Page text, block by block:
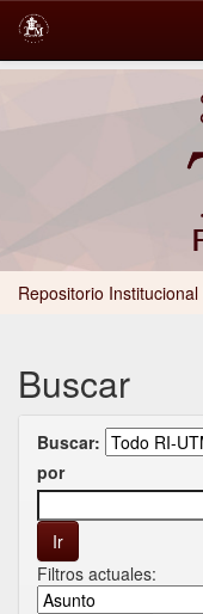
Repositorio Institucional
Buscar
Buscar:
por
Filtros actuales: